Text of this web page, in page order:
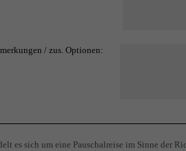
/ zus. Optionen:
es sich um eine Pauschalreise im Sinne der